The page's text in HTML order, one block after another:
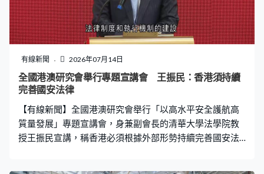
有線新聞 2026年07月14日
全國港澳研究會舉行專題宣講會 王振民：香港須持續
完善國安法律
【有線新聞】全國港澳研究會舉行「以高水平安全護航高
質量發展」專題宣講會，身兼副會長的清華大學法學院教
授王振民宣講，稱香港必須根據外部形勢持續完善國安法